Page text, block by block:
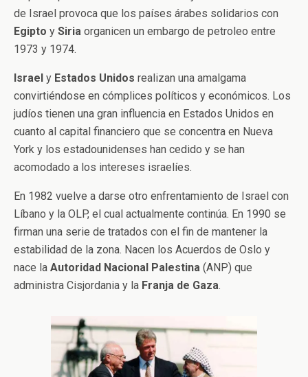
de Israel provoca que los países árabes solidarios con
Egipto y Siria organicen un embargo de petroleo entre
1973 y 1974.
Israel y Estados Unidos realizan una amalgama
convirtiéndose en cómplices políticos y económicos. Los
judíos tienen una gran influencia en Estados Unidos en
cuanto al capital financiero que se concentra en Nueva
York y los estadounidenses han cedido y se han
acomodado a los intereses israelíes.
En 1982 vuelve a darse otro enfrentamiento de Israel con
Líbano y la OLP, el cual actualmente continúa. En 1990 se
firman una serie de tratados con el fin de mantener la
estabilidad de la zona. Nacen los Acuerdos de Oslo y
nace la Autoridad Nacional Palestina (ANP) que
administra Cisjordania y la Franja de Gaza.